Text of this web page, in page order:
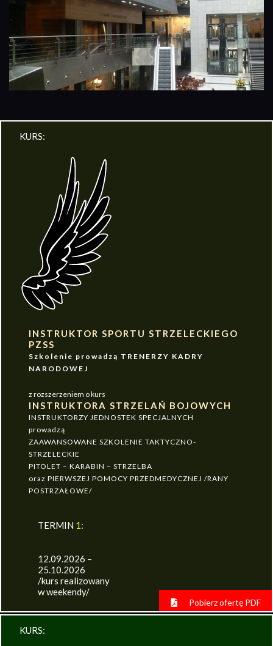
KURS:
INSTRUKTOR SPORTU STRZELECKIEGO
PZSS
Szkolenie prowadzą TRENERZY KADRY
NARODOWEJ
z rozszerzeniem o kurs
INSTRUKTORA STRZELAŃ BOJOWYCH
INSTRUKTORZY JEDNOSTEK SPECJALNYCH
prowadzą
ZAAWANSOWANE SZKOLENIE TAKTYCZNO-
STRZELECKIE
PITOLET – KARABIN – STRZELBA
oraz PIERWSZEJ POMOCY PRZEDMEDYCZNEJ /RANY
POSTRZAŁOWE/
TERMIN 1:
12.09.2026 –
25.10.2026
/kurs realizowany
w weekendy/
Pobierz ofertę PDF
KURS: